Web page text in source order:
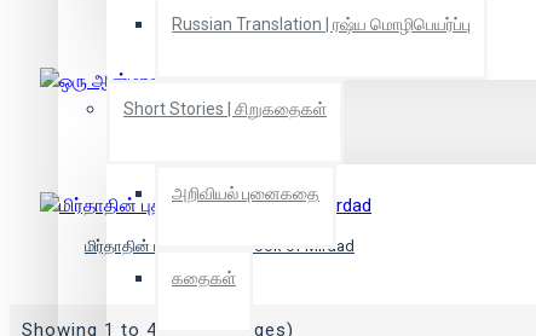
Russian Translation | ரஷ்ய மொழிபெயர்ப்பு
Short Stories | சிறுகதைகள்
அறிவியல் புனைகதை
கதைகள்
ஒரு ஆன்மாவின் தேடல்
மிர்தாதின் புத்தகம் | The Book of Mirdad
Showing 1 to 4 of 4 (1 Pages)